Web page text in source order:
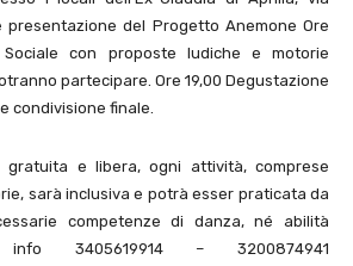
presentazione del Progetto Anemone Ore
Sociale con proposte ludiche e motorie
partecipare. Ore 19,00 Degustazione
condivisione finale.
gratuita e libera, ogni attività, comprese
sarà inclusiva e potrà esser praticata da
competenze di danza, né abilità
3405619914 – 3200874941